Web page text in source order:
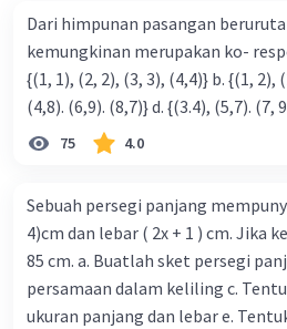
Dari himpunan pasangan
kemungkinan merupakan ko- respondensi satu-satu? a.
{(1, 1), (2, 2), (3, 3), (4,4)} b. {(1, 2), (2, 3), (3, 4). (4,5)} c. {(2,7).
(4,8). (6,9). (8,7)} d. {(3.4),
75 4.0
Sebuah persegi panjang
4)cm dan lebar ( 2x + 1 ) cm. Jika
85 cm. a. Buatlah sket persegi
persamaan dalam keliling c.
ukuran panjang dan lebar e.